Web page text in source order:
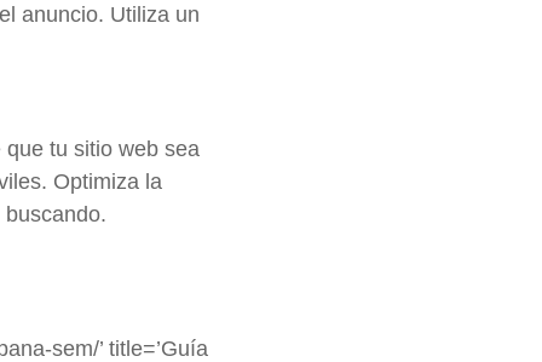
anuncio. Utiliza un
tu sitio web sea
Optimiza la
sem/’ title=’Guía